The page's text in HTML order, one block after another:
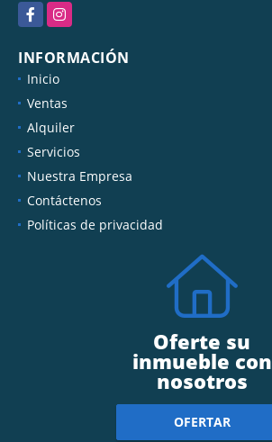
FacebookInstagram
INFORMACIÓN
Inicio
Ventas
Alquiler
Servicios
Nuestra Empresa
Contáctenos
Políticas de privacidad
Oferte su
inmueble con
nosotros
OFERTAR